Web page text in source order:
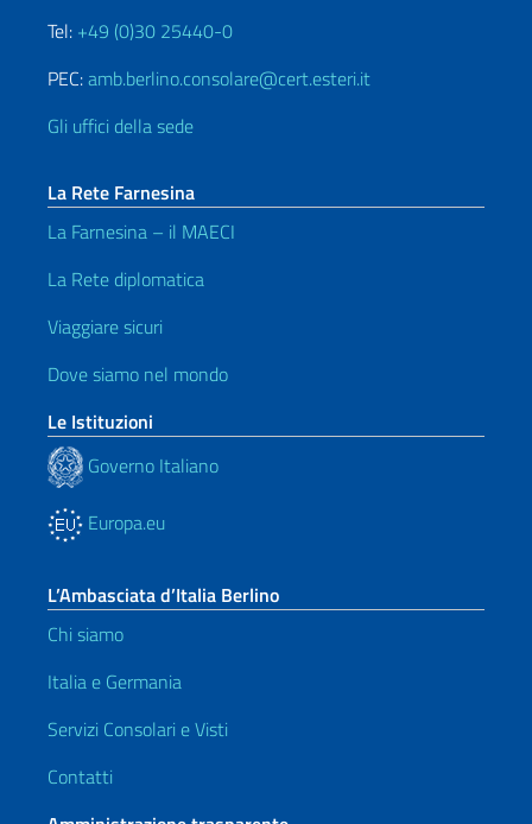
Tel: +49 (0)30 25440-0
PEC:amb.berlino.consolare@cert.esteri.it
Gli uffici della sede
La Rete Farnesina
La Farnesina – il MAECI
La Rete diplomatica
Viaggiare sicuri
Dove siamo nel mondo
Le Istituzioni
Governo Italiano
Europa.eu
L’Ambasciata d’Italia Berlino
Chi siamo
Italia e Germania
Servizi Consolari e Visti
Contatti